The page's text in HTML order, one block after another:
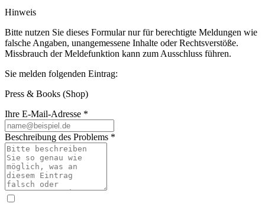
Hinweis
Bitte nutzen Sie dieses Formular nur für berechtigte Meldungen wie
falsche Angaben, unangemessene Inhalte oder Rechtsverstöße.
Missbrauch der Meldefunktion kann zum Ausschluss führen.
Sie melden folgenden Eintrag:
Press & Books (Shop)
Ihre E-Mail-Adresse *
Beschreibung des Problems *